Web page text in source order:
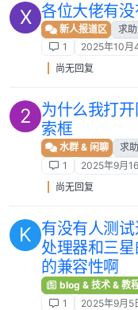
X 各位大佬有
新人报道区
求助
1
2025年10月
尚无回复
2
为什么我打
索框
水群 & 闲聊
求助
1
2025年9月
尚无回复
K 有没有人测
处理器和三
的兼容性啊
blog & 技术 & 教
1
2025年9月5